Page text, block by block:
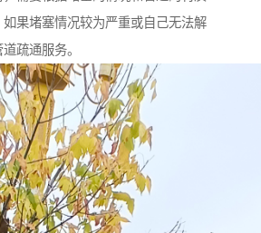
果堵塞情况较为严重或自己无法解
疏通服务。